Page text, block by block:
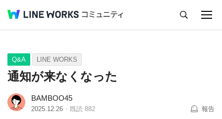
Q&A Tips Ideas
Q&A LINE WORKS
通知が来なくなった
BAMBOO45
2025.12.26 既読 882 報告